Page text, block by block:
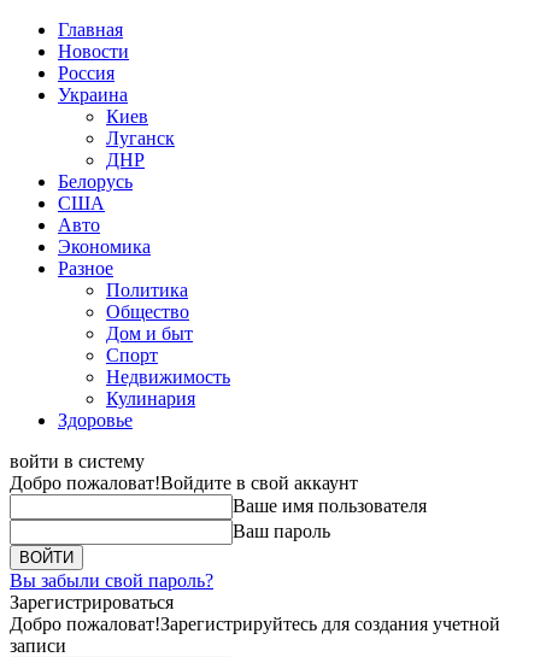
Главная
Новости
Россия
Украина
Киев
Луганск
ДНР
Белорусь
США
Авто
Экономика
Разное
Политика
Общество
Дом и быт
Спорт
Недвижимость
Кулинария
Здоровье
войти в систему
Добро пожаловат!Войдите в свой аккаунт
Ваше имя пользователя
Ваш пароль
Вы забыли свой пароль?
Зарегистрироваться
Добро пожаловат!Зарегистрируйтесь для создания учетной
записи